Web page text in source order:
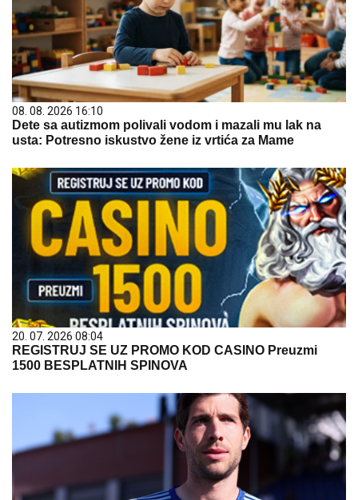
08. 08. 2026 16:10
Dete sa autizmom polivali vodom i mazali mu lak na
usta: Potresno iskustvo žene iz vrtića za Mame
20. 07. 2026 08:04
REGISTRUJ SE UZ PROMO KOD CASINO Preuzmi
1500 BESPLATNIH SPINOVA